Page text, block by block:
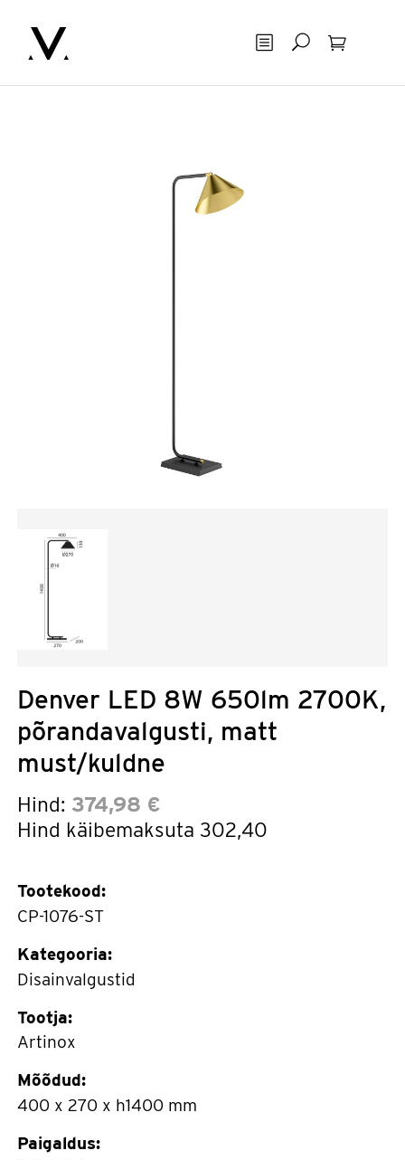
OtsingOstukorv
Denver LED 8W 650lm 2700K,
põrandavalgusti, matt
must/kuldne
Hind: 374,98 €
Hind käibemaksuta 302,40
Tootekood:
CP-1076-ST
Kategooria:
Disainvalgustid
Tootja:
Artinox
Mõõdud:
400 x 270 x h1400 mm
Paigaldus: